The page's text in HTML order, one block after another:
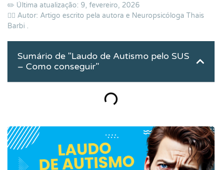
✏️ Última atualização: 9, fevereiro, 2026
👨‍⚕️ Autor: Artigo escrito pela autora e Neuropsicóloga Thais
Barbi .
Sumário de "Laudo de Autismo pelo SUS
– Como conseguir"